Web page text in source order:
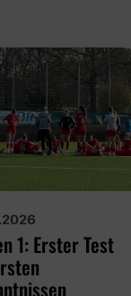
1: Erster Test